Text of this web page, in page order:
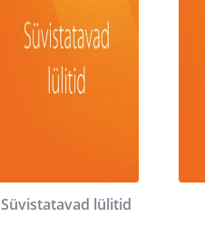
Süvistatavad lülitid